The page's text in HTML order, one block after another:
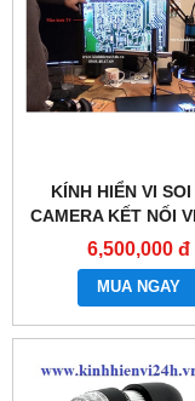
KÍNH HIỂN VI SOI
CAMERA KẾT NỐI
MÀN HÌNH TV
6,500,000 đ
MUA NGAY